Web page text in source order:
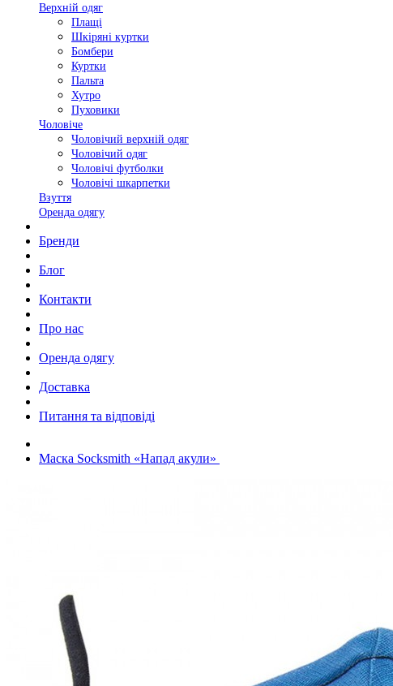
Верхній одяг
Плащі
Шкіряні куртки
Бомбери
Куртки
Пальта
Хутро
Пуховики
Чоловіче
Чоловічий верхній одяг
Чоловічий одяг
Чоловічі футболки
Чоловічі шкарпетки
Взуття
Оренда одягу
Бренди
Блог
Контакти
Про нас
Оренда одягу
Доставка
Питання та відповіді
Маска Socksmith «Напад акули»